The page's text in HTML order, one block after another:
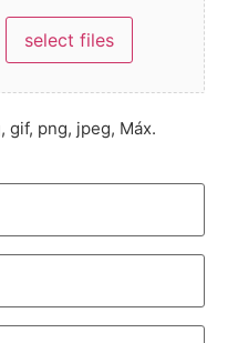
select files
gif, png, jpeg, Máx.